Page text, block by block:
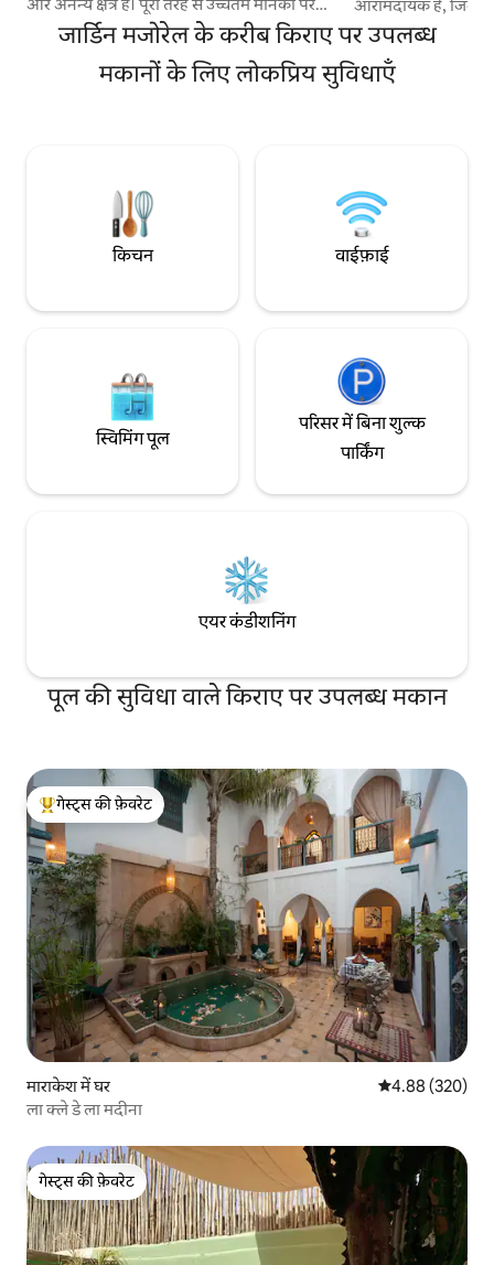
पुनर्निर्मित और अपने निजी बुटीक होटल की तरह
महसूस करने के लिए डिज़ाइन किया गया है, जिसमें
कोई भी विवरण अनदेखा नहीं है। एक सुंदर आँगन
स्विमिंग पूल और चार सुइट बेडरूम, सभी पूरी तरह से
आरामदायक है, जिनमें
घर हमेशा किराए पर
रियाद सिर्फ़ आपके
मौजूद नहीं होगा। लिविंग स्पेस का कुल क्षेत्रफल
लगभग 180 वर्ग मीटर
जार्डिन मजोरेल के करीब किराए पर उपलब्ध
मकानों के लिए लोकप्रिय सुविधाएँ
किचन वाईफ़ाई
स्विमिंग पूल
परिसर में बिना शुल्क
पार्किंग
एयर कंडीशनिंग
पूल की सुविधा वाले किराए पर उपलब्ध मकान
गेस्ट्स का टॉप फ़ेवरेट
गेस्ट्स की फ़ेवरेट
माराकेश में घर औसत रेटिंग 5 में से
4.88 (320)
ला क्ले डे ला मदीना
गेस्ट्स की फ़ेवरेट
गेस्ट्स की फ़ेवरेट